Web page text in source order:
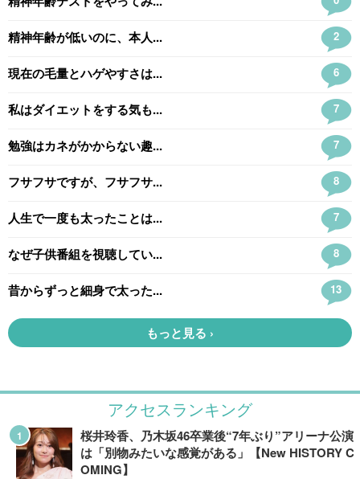
アクセスランキング
桜井玲香、乃木坂46卒業後“7年ぶり”アリーナ公演
は「別物みたいな感覚がある」【New HISTORY C
OMING】